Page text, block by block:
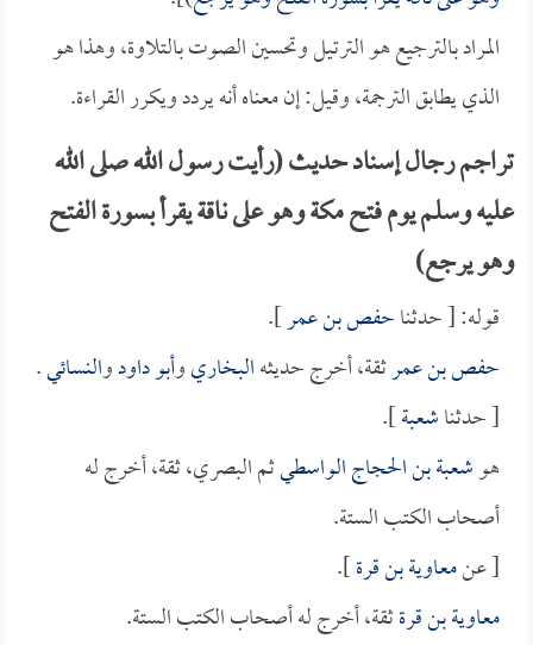
المراد بالترجيع هو الترتيل وتحسين الصوت بالتلاوة، وهذا هو
الذي يطابق الترجمة، وقيل: إن معناه أنه يردد ويكرر القراءة.
تراجم رجال إسناد حديث (رأيت رسول الله صلى الله
عليه وسلم يوم فتح مكة وهو على ناقة يقرأ بسورة الفتح
وهو يرجع)
قوله: [ حدثناحفص بن عمر].
حفص بن عمرثقة، أخرج حديثهالبخاريوأبو داودوالنسائي.
[ حدثناشعبة].
هوشعبة بن الحجاج الواسطيثم البصري، ثقة، أخرج له
أصحاب الكتب الستة.
[ عنمعاوية بن قرة].
معاوية بن قرةثقة، أخرج له أصحاب الكتب الستة.